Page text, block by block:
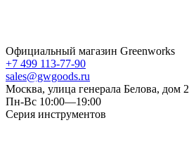
Официальный магазин Greenworks
+7 499 113-77-90
sales@gwgoods.ru
Москва, улица генерала Белова, дом 2
Пн-Вс 10:00—19:00
Серия инструментов